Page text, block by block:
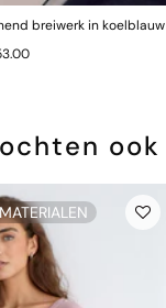
breiwerk in koelblauw
ook